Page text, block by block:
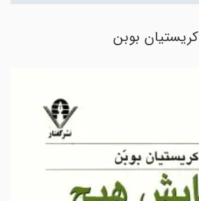
کریستیان بوبن